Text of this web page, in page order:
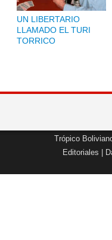
UN LIBERTARIO
LLAMADO EL TURI
TORRICO
Trópico
Editoriales